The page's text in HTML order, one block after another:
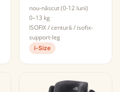
nou-născut (0-12 luni)
0–13 kg
ISOFIX / centură / isofix-
support-leg
i-Size